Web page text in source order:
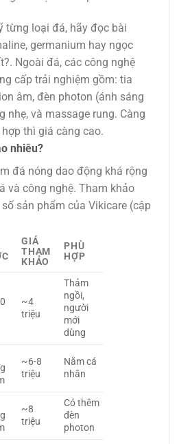
từng loại đá, hãy đọc bài
germanium hay ngọc
Ngoài đá, các công nghệ
cấp trải nghiệm gồm: tia
âm, đèn photon (ánh sáng
nhẹ, và massage rung. Càng
thì giá càng cao.
nhiêu?
đá nóng dao động khá rộng
và công nghệ. Tham khảo
sản phẩm của Vikicare (cập
GIÁ
THAM
KHẢO
PHÙ
HỢP
~4
triệu
Thảm
ngồi,
người
mới
dùng
~6-8
triệu
Nằm cá
nhân
~8
triệu
Có thêm
đèn
photon